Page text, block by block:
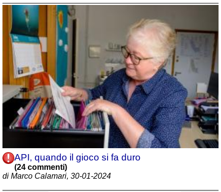
API, quando il gioco si fa duro
(24 commenti)
di Marco Calamari, 30-01-2024